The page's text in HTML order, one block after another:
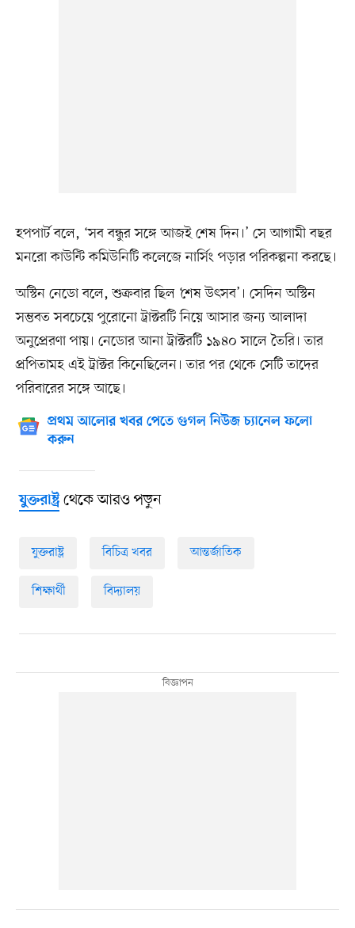
হপপার্ট বলে, ‘সব বন্ধুর সঙ্গে আজই শেষ দিন।’ সে আগামী বছর
মনরো কাউন্টি কমিউনিটি কলেজে নার্সিং পড়ার পরিকল্পনা করছে।
অস্টিন নেডো বলে, শুক্রবার ছিল ‘শেষ উৎসব’। সেদিন অস্টিন
সম্ভবত সবচেয়ে পুরোনো ট্রাক্টরটি নিয়ে আসার জন্য আলাদা
অনুপ্রেরণা পায়। নেডোর আনা ট্রাক্টরটি ১৯৪০ সালে তৈরি। তার
প্রপিতামহ এই ট্রাক্টর কিনেছিলেন। তার পর থেকে সেটি তাদের
পরিবারের সঙ্গে আছে।
প্রথম আলোর খবর পেতে গুগল নিউজ চ্যানেল ফলো
করুন
যুক্তরাষ্ট্রথেকে আরও পড়ুন
যুক্তরাষ্ট্র বিচিত্র খবর আন্তর্জাতিক
শিক্ষার্থী বিদ্যালয়